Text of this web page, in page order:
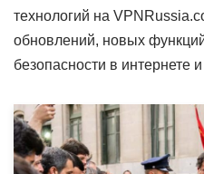
технологий на
обновлений, новых
безопасности в интернете